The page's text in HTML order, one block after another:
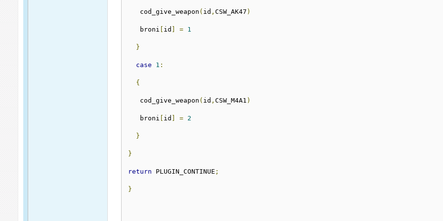
   cod_give_weapon
( id ,CSW_AK47 )
   broni
[ id ] = 1
}
case 1 :
{
   cod_give_weapon
( id ,CSW_M4A1 )
   broni
[ id ] = 2
}
}
return PLUGIN_CONTINUE ;
}